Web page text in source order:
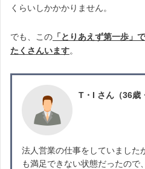
くらいしかかかりません。
でも、この 「とりあえず第一歩」
たくさんいます。
T・I さん（36歳
法人営業の仕事をしていました
も満足できない状態だったので